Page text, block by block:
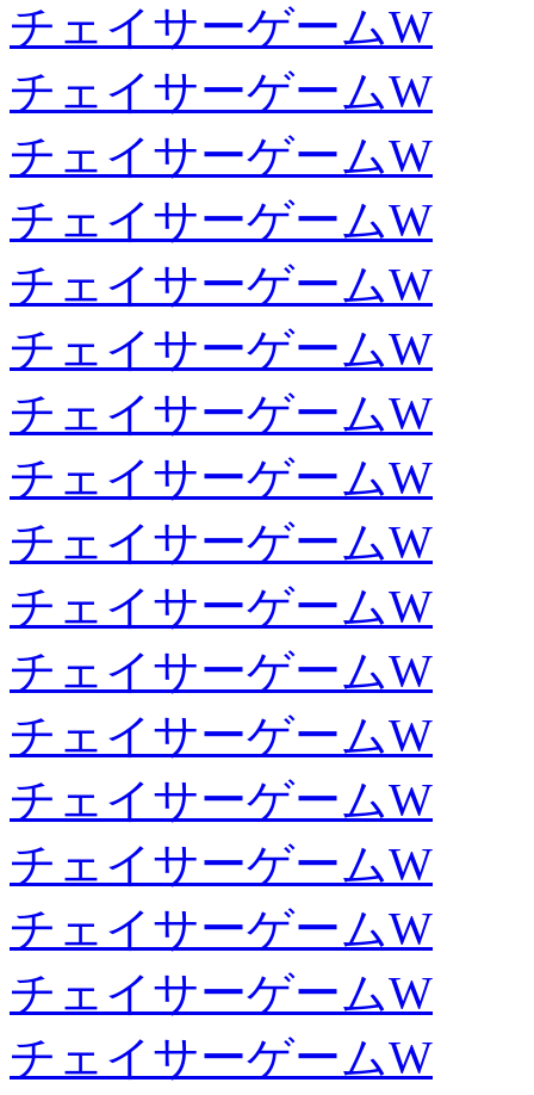
チェイサーゲームW
チェイサーゲームW
チェイサーゲームW
チェイサーゲームW
チェイサーゲームW
チェイサーゲームW
チェイサーゲームW
チェイサーゲームW
チェイサーゲームW
チェイサーゲームW
チェイサーゲームW
チェイサーゲームW
チェイサーゲームW
チェイサーゲームW
チェイサーゲームW
チェイサーゲームW
チェイサーゲームW